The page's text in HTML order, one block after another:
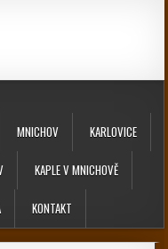
MNICHOV KARLOVICE
KAPLE V MNICHOVĚ
KONTAKT